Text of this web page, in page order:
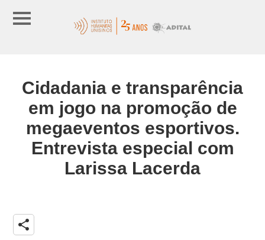
Cidadania e transparência
em jogo na promoção de
megaeventos esportivos.
Entrevista especial com
Larissa Lacerda
share